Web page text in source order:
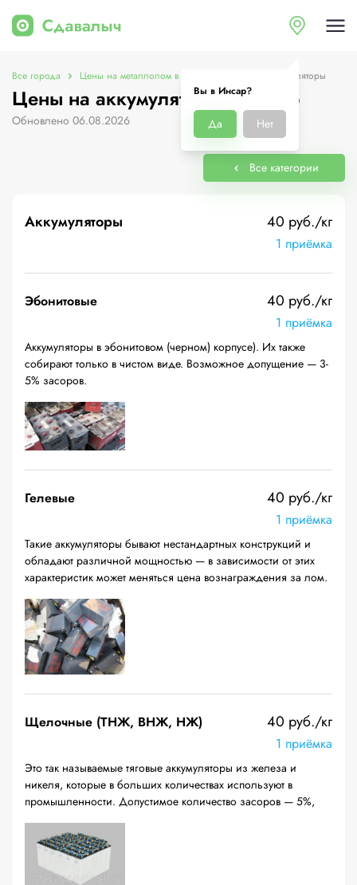
Вы в Инсар?
Да Нет
Все города Цены на металлолом в Инсар Цены на аккумуляторы
Цены на аккумуляторы в Инсар
Обновлено 06.08.2026
Все категории
Аккумуляторы 40 руб./кг
1 приёмка
Эбонитовые 40 руб./кг
1 приёмка
Аккумуляторы в эбонитовом (черном) корпусе). Их также
собирают только в чистом виде. Возможное допущение — 3-
5% засоров.
Гелевые 40 руб./кг
1 приёмка
Такие аккумуляторы бывают нестандартных конструкций и
обладают различной мощностью — в зависимости от этих
характеристик может меняться цена вознаграждения за лом.
Щелочные (ТНЖ, ВНЖ, НЖ) 40 руб./кг
1 приёмка
Это так называемые тяговые аккумуляторы из железа и
никеля, которые в больших количествах используют в
промышленности. Допустимое количество засоров — 5%,